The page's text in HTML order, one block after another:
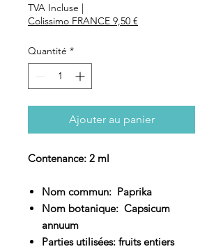
TVA Incluse |
Colissimo FRANCE 9,50 €
Quantité *
Ajouter au panier
Contenance: 2 ml
Nom commun: Paprika
Nom botanique: Capsicum
annuum
Parties utilisées: fruits entiers